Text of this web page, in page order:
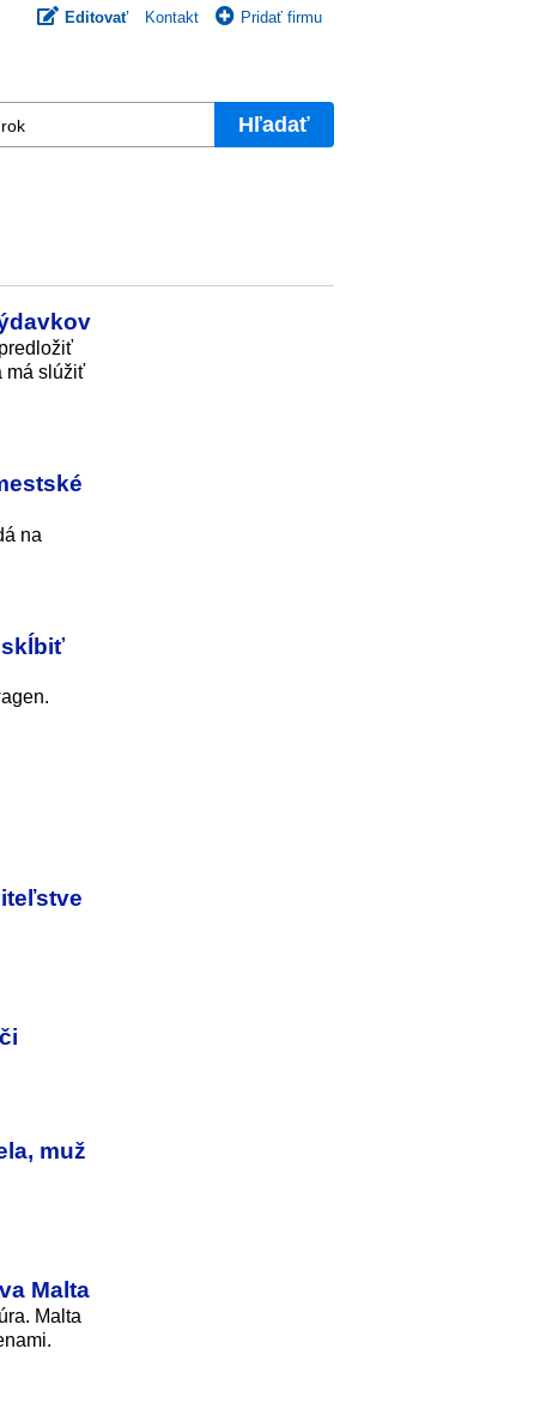
Editovať Kontakt Pridať firmu
Hľadať
má slúžiť
na
skĺbiť
muž
Malta
Malta